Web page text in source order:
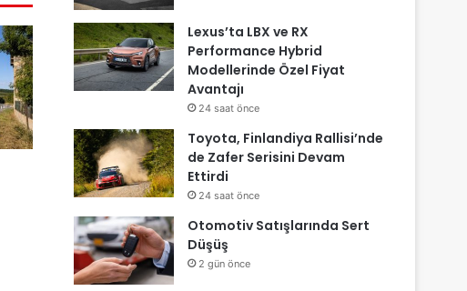
Lexus’ta LBX ve RX
Performance Hybrid
Modellerinde Özel Fiyat
Avantajı
24 saat önce
Toyota, Finlandiya Rallisi’nde
de Zafer Serisini Devam
Ettirdi
24 saat önce
Otomotiv Satışlarında Sert
Düşüş
2 gün önce